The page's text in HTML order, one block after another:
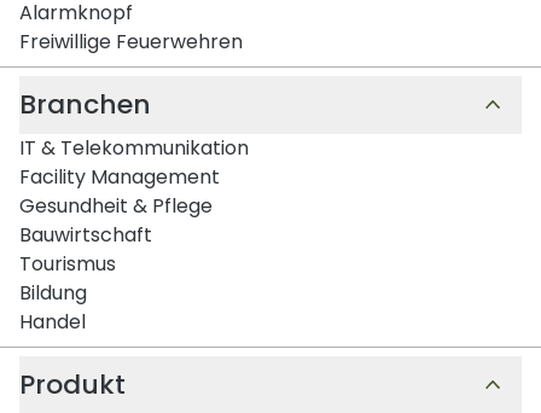
Alarmknopf
Freiwillige Feuerwehren
Branchen
IT & Telekommunikation
Facility Management
Gesundheit & Pflege
Bauwirtschaft
Tourismus
Bildung
Handel
Produkt